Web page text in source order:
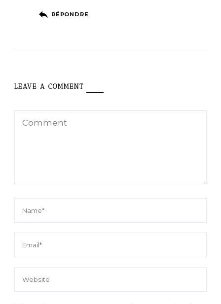
RÉPONDRE
LEAVE A COMMENT